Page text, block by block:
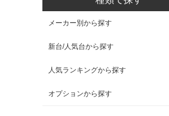
メーカー別から探す
新台/人気台から探す
人気ランキングから探す
オプションから探す